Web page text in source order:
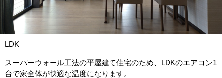
LDK
スーパーウォール工法の平屋建て住宅のため、LDKのエアコン1
台で家全体が快適な温度になります。